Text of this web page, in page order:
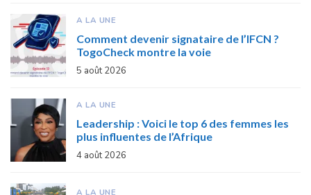
A LA UNE
Comment devenir signataire de l’IFCN ?
TogoCheck montre la voie
5 août 2026
A LA UNE
Leadership : Voici le top 6 des femmes les
plus influentes de l’Afrique
4 août 2026
A LA UNE